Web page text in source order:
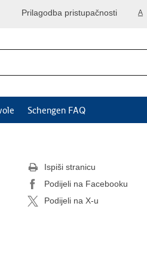
A
Prilagodba pristupačnosti
Schengen FAQ
Ispiši stranicu
Podijeli na Facebooku
Podijeli na X-u